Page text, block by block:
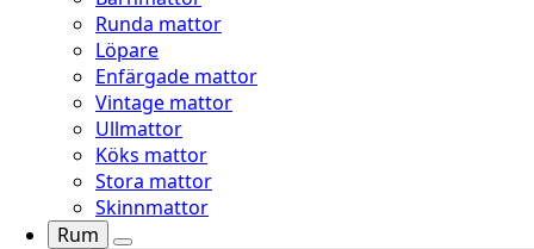
Runda mattor
Löpare
Enfärgade mattor
Vintage mattor
Ullmattor
Köks mattor
Stora mattor
Skinnmattor
Rum